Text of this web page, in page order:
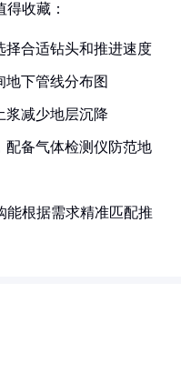
收藏：
择合适钻头和推进速度
地下管线分布图
浆减少地层沉降
配备气体检测仪防范地
能根据需求精准匹配推